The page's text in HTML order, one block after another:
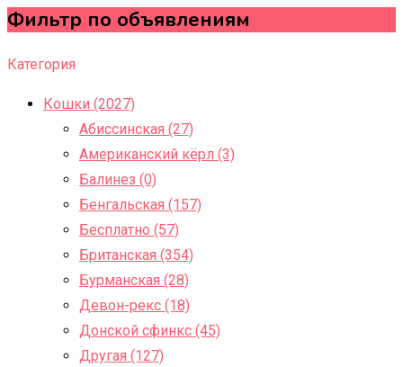
Фильтр по объявлениям
Категория
Кошки (2027)
Абиссинская (27)
Американский кёрл (3)
Балинез (0)
Бенгальская (157)
Бесплатно (57)
Британская (354)
Бурманская (28)
Девон-рекс (18)
Донской сфинкс (45)
Другая (127)